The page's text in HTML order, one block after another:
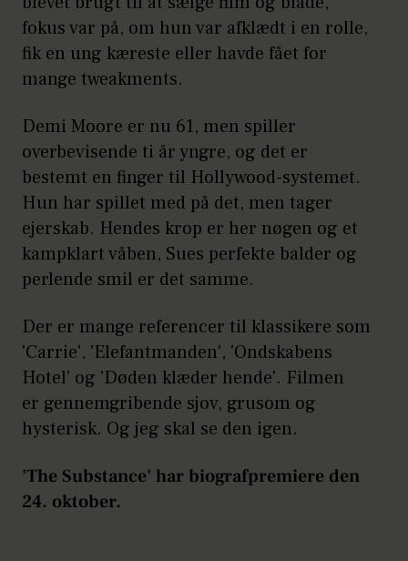
fokus var på, om hun var afklædt i en rolle,
fik en ung kæreste eller havde fået for
mange tweakments.
Demi Moore er nu 61, men spiller
overbevisende ti år yngre, og det er
bestemt en finger til Hollywood-systemet.
Hun har spillet med på det, men tager
ejerskab. Hendes krop er her nøgen og et
kampklart våben, Sues perfekte balder og
perlende smil er det samme.
Der er mange referencer til klassikere som
'Carrie', 'Elefantmanden', 'Ondskabens
Hotel' og 'Døden klæder hende'. Filmen
er gennemgribende sjov, grusom og
hysterisk. Og jeg skal se den igen.
'The Substance' har biografpremiere den
24. oktober.